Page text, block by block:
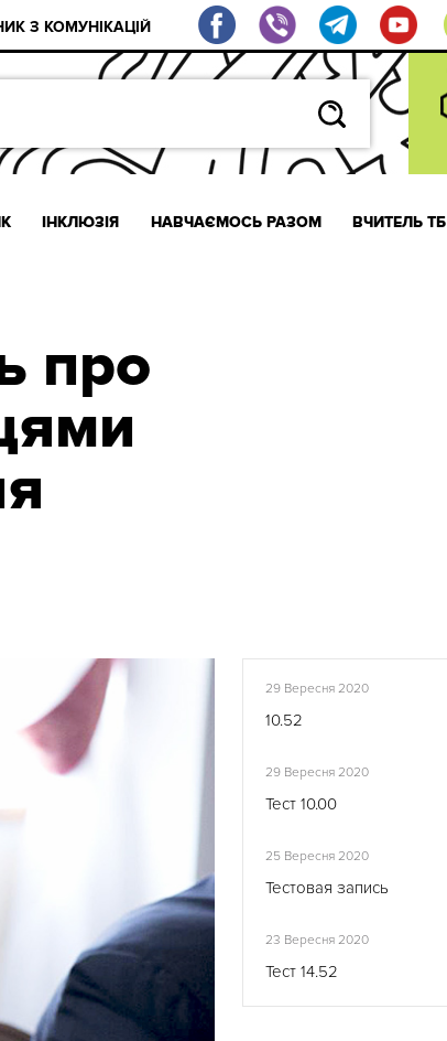
З КОМУНІКАЦІЙ
ІНКЛЮЗІЯ НАВЧАЄМОСЬ РАЗОМ ВЧИТЕЛЬ ТБ
про
29 Вересня 2020
10.52
29 Вересня 2020
Тест 10.00
25 Вересня 2020
Тестовая запись
23 Вересня 2020
Тест 14.52